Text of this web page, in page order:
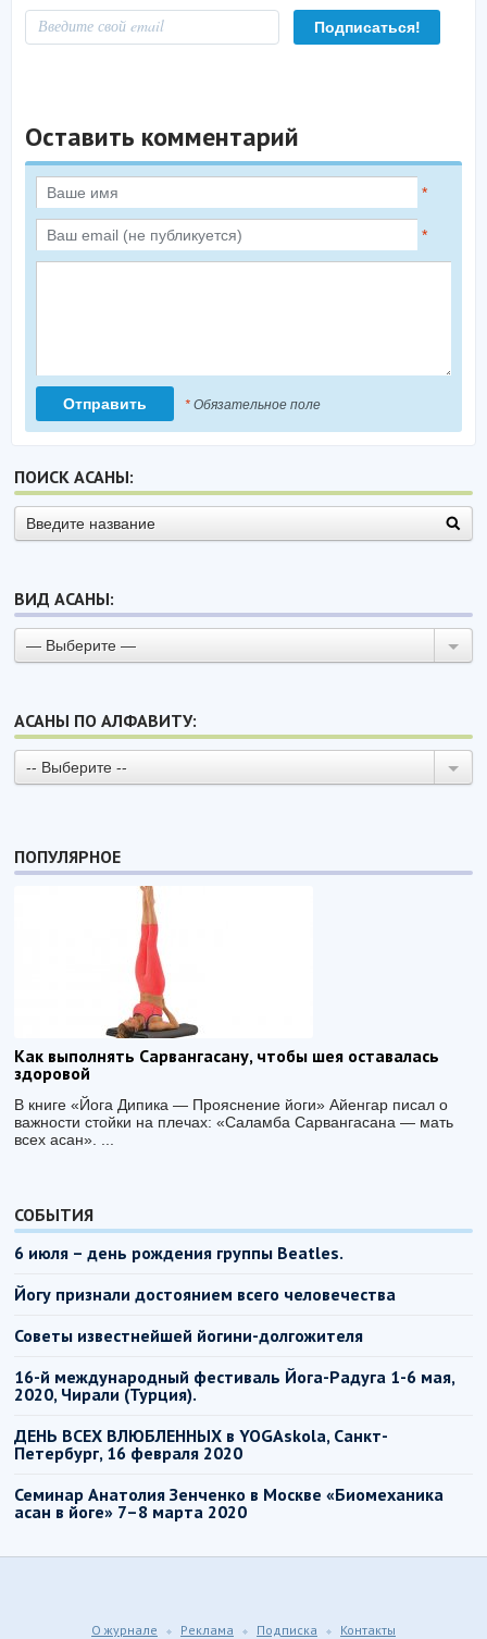
Оставить комментарий
*
*
* Обязательное поле
ПОИСК АСАНЫ:
ВИД АСАНЫ:
— Выберите —
АСАНЫ ПО АЛФАВИТУ:
-- Выберите --
ПОПУЛЯРНОЕ
Как выполнять Сарвангасану, чтобы шея оставалась
здоровой
В книге «Йога Дипика — Прояснение йоги» Айенгар писал о
важности стойки на плечах: «Саламба Сарвангасана — мать
всех асан». ...
СОБЫТИЯ
6 июля – день рождения группы Beatles.
Йогу признали достоянием всего человечества
Советы известнейшей йогини-долгожителя
16-й международный фестиваль Йога-Радуга 1-6 мая,
2020, Чирали (Турция).
ДЕНЬ ВСЕХ ВЛЮБЛЕННЫХ в YOGAskola, Санкт-
Петербург, 16 февраля 2020
Семинар Анатолия Зенченко в Москве «Биомеханика
асан в йоге» 7–8 марта 2020
О журнале Реклама Подписка Контакты